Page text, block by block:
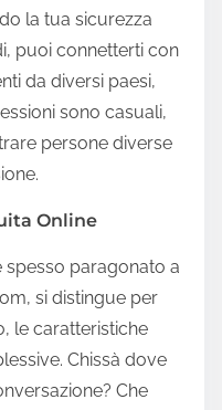
la tua sicurezza
puoi connetterti con
da diversi paesi,
sono casuali,
persone diverse
Online
spesso paragonato a
si distingue per
le caratteristiche
Chissà dove
Che